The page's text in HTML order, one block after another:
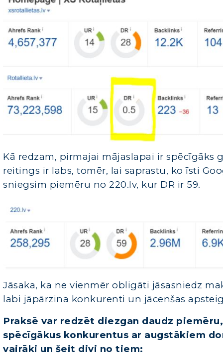
Kā redzam, pirmajai mājaslapai ir spēcīgāks
reitings ir labs, tomēr, lai saprastu, ko īsti
sniegsim piemēru no 220.lv, kur DR ir 59.
Jāsaka, ka ne vienmēr obligāti jāsasniedz
labi jāpārzina konkurenti un jācenšas
Praksē var redzēt diezgan daudz
spēcīgākus konkurentus ar augstākiem
vairāki un šeit divi no tiem: